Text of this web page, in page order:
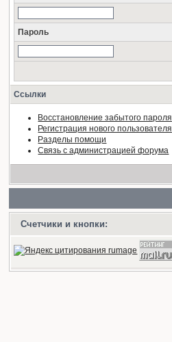
Пароль
Ссылки
Восстановление забытого пароля
Регистрация нового пользователя
Разделы помощи
Связь с администрацией форума
Счетчики и кнопки: